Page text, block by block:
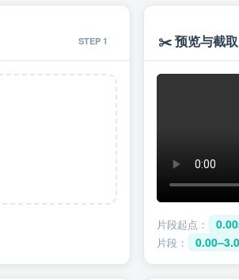
STEP 1 ✂️ 预览与截取
片段起点：
片段：